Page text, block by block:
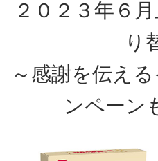
２０２３年６
り
～感謝を伝え
ンペーン